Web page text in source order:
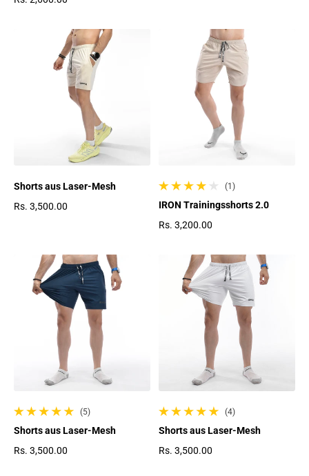
Shorts aus Laser-Mesh
Rs. 3,500.00
(1)
1 gesamte Bewertungen
IRON Trainingsshorts 2.0
Rs. 3,200.00
(5)
5 gesamte Bewertungen
Shorts aus Laser-Mesh
Rs. 3,500.00
(4)
4 gesamte Bewertungen
Shorts aus Laser-Mesh
Rs. 3,500.00